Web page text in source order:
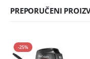
PREPORUČENI
-25%